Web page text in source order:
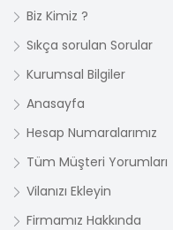
Biz Kimiz ?
Sıkça sorulan Sorular
Kurumsal Bilgiler
Anasayfa
Hesap Numaralarımız
Tüm Müşteri Yorumları
Vilanızı Ekleyin
Firmamız Hakkında